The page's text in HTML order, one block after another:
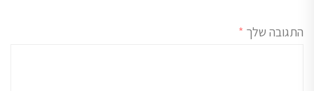
התגובה שלך *